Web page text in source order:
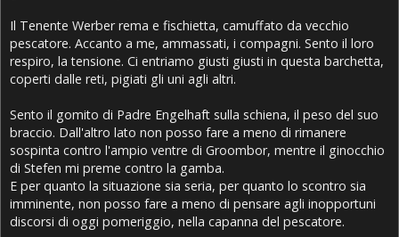
Il Tenente Werber rema e fischietta, camuffato da vecchio
pescatore. Accanto a me, ammassati, i compagni. Sento il loro
respiro, la tensione. Ci entriamo giusti giusti in questa barchetta,
coperti dalle reti, pigiati gli uni agli altri.
Sento il gomito di Padre Engelhaft sulla schiena, il peso del suo
braccio. Dall'altro lato non posso fare a meno di rimanere
sospinta contro l'ampio ventre di Groombor, mentre il ginocchio
di Stefen mi preme contro la gamba.
E per quanto la situazione sia seria, per quanto lo scontro sia
imminente, non posso fare a meno di pensare agli inopportuni
discorsi di oggi pomeriggio, nella capanna del pescatore.